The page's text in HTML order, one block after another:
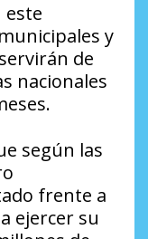
este
y
de
nacionales
según las
frente a
ejercer su